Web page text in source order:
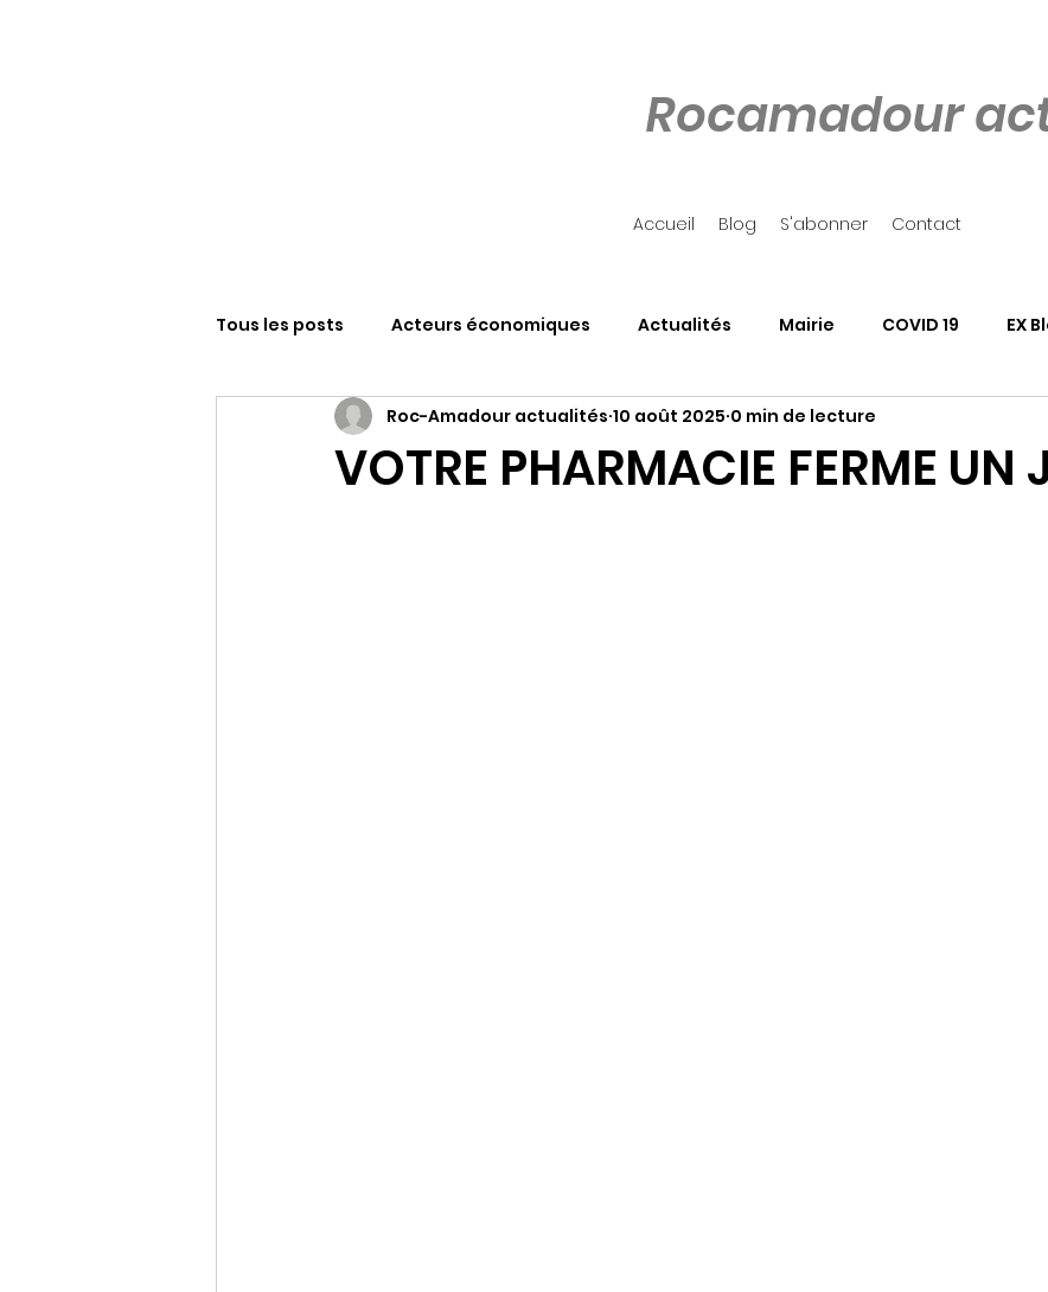
Rocamadour
Accueil Blog S'abonner Contact
Tous les posts Acteurs économiques Actualités Mairie COVID 19 EX
Sanctuaire N-D de Roc-Amadour Côté Rocher Associations
VOTRE PHARMACIE FERME UN
Roc-Amadour actualités 10 août 2025 0 min de lecture